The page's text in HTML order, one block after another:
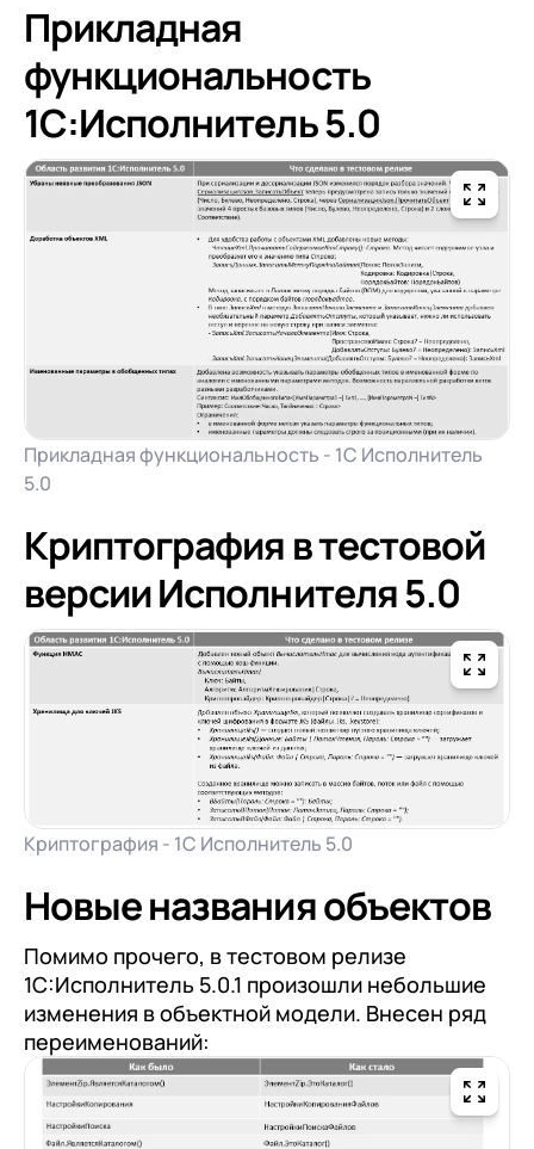
Прикладная
функциональность
1C:Исполнитель 5.0
Прикладная функциональность - 1С Исполнитель
5.0
Криптография в тестовой
версии Исполнителя 5.0
Криптография - 1С Исполнитель 5.0
Новые названия объектов
Помимо прочего, в тестовом релизе
1С:Исполнитель 5.0.1 произошли небольшие
изменения в объектной модели. Внесен ряд
переименований:
Номер телефона
Отправить
Я даю согласие на обработкуПерсональных
данныхв соответствии сПолитикой
Конфиденциальности
+7 Номер телефона
Отправить
Я даю согласие на обработкуПерсональных
данныхв соответствии сПолитикой
Конфиденциальности
Номер телефона
данныхв соответствии сПолитикой
Конфиденциальности
Перейти в корзину
Продолжить покупки